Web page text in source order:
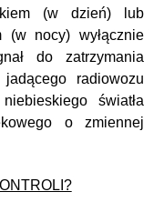
(w dzień) lub
(w nocy) wyłącznie
do zatrzymania
radiowozu
światła
o zmiennej